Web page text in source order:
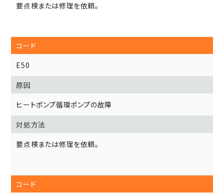
要点検または修理を依頼。
E50
ヒートポンプ循環ポンプの故障
要点検または修理を依頼。